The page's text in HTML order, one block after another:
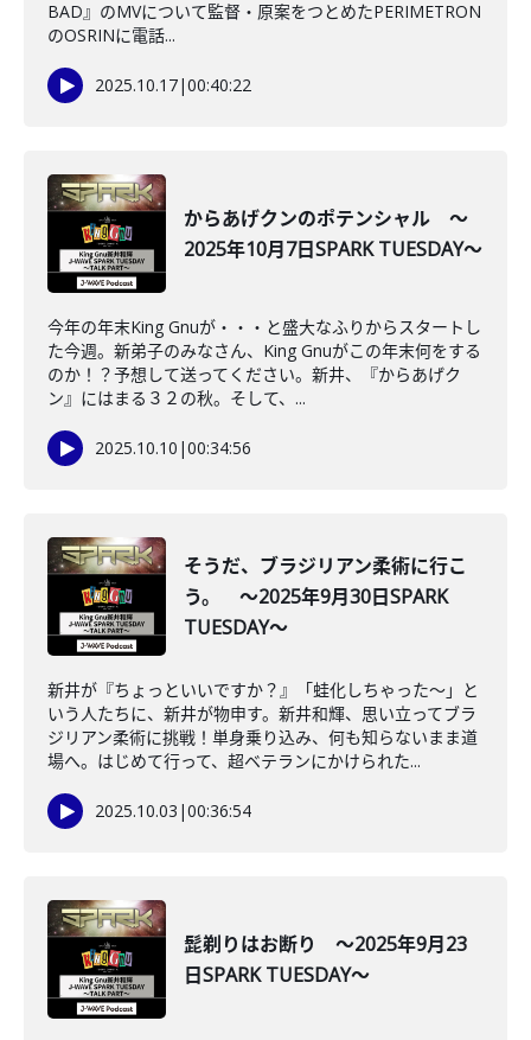
BAD』のMVについて監督・原案をつとめたPERIMETRON
のOSRINに電話...
2025.10.17|00:40:22
からあげクンのポテンシャル ～
2025年10月7日SPARK TUESDAY～
今年の年末King Gnuが・・・と盛大なふりからスタートし
た今週。新弟子のみなさん、King Gnuがこの年末何をする
のか！？予想して送ってください。新井、『からあげク
ン』にはまる３２の秋。そして、...
2025.10.10 |00:34:56
そうだ、ブラジリアン柔術に行こ
う。 ～2025年9月30日SPARK
TUESDAY～
新井が『ちょっといいですか？』「蛙化しちゃった～」と
いう人たちに、新井が物申す。新井和輝、思い立ってブラ
ジリアン柔術に挑戦！単身乗り込み、何も知らないまま道
場へ。はじめて行って、超ベテランにかけられた...
2025.10.03 |00:36:54
髭剃りはお断り ～2025年9月23
日SPARK TUESDAY～